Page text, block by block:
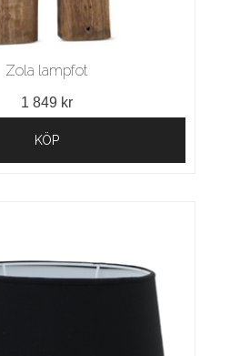
Zola lampfot
1 849 kr
KÖP